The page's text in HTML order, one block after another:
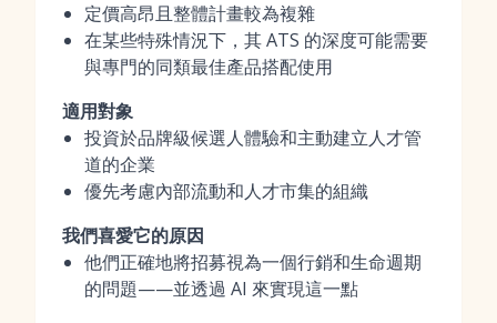
定價高昂且整體計畫較為複雜
在某些特殊情況下，其 ATS 的深度可能需要
與專門的同類最佳產品搭配使用
適用對象
投資於品牌級候選人體驗和主動建立人才管
道的企業
優先考慮內部流動和人才市集的組織
我們喜愛它的原因
他們正確地將招募視為一個行銷和生命週期
的問題——並透過 AI 來實現這一點